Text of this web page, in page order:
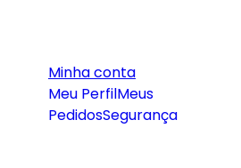
Minha conta
Meu PerfilMeus
PedidosSegurança